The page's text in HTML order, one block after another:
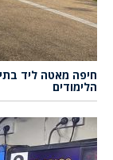
חיפה מאטה ליד
הלימודים